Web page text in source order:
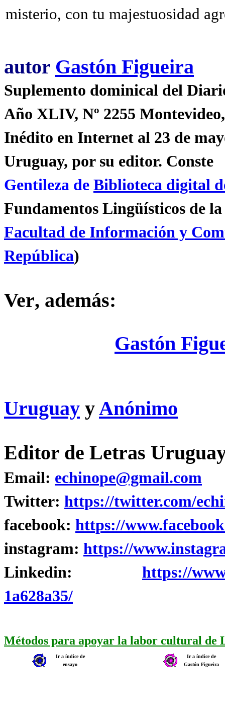
misterio, con tu majestuosidad
autor Gastón Figueira
Suplemento dominical del
Año XLIV, Nº 2255
Inédito en Internet al 23 de
Uruguay, por su editor. Conste
Gentileza de Biblioteca digital
Fundamentos Lingüísticos de
Facultad de Información y
República)
Ver, además:
Gastón
Uruguay yAnónimo
Editor de Letras
Email: echinope@gmail.com
Twitter: https://twitter.com/
facebook: https://
instagram: https://
Linkedin: https://
1a628a35/
Métodos para apoyar la labor cultural de
Ir a índice de
ensayo
Ir a índice de
Gastón Figueira